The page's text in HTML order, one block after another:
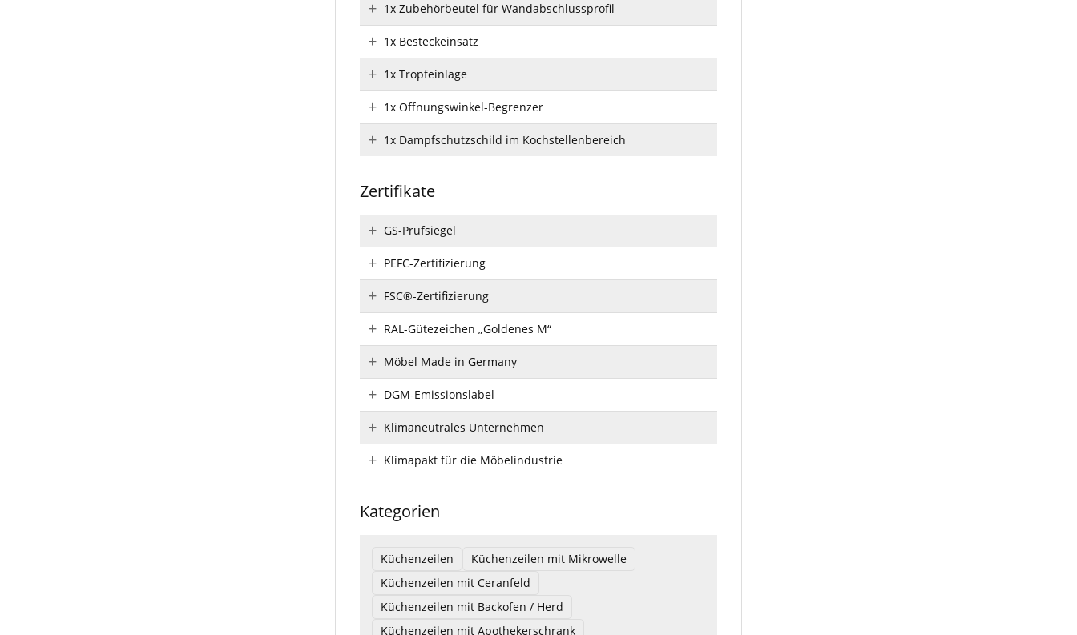
1x Zubehörbeutel für Wandabschlussprofil
1x Besteckeinsatz
1x Tropfeinlage
1x Öffnungswinkel-Begrenzer
1x Dampfschutzschild im Kochstellenbereich
Zertifikate
GS-Prüfsiegel
PEFC-Zertifizierung
FSC®-Zertifizierung
RAL-Gütezeichen „Goldenes M“
Möbel Made in Germany
DGM-Emissionslabel
Klimaneutrales Unternehmen
Klimapakt für die Möbelindustrie
Kategorien
Küchenzeilen
Küchenzeilen mit Mikrowelle
Küchenzeilen mit Ceranfeld
Küchenzeilen mit Backofen / Herd
Küchenzeilen mit Apothekerschrank